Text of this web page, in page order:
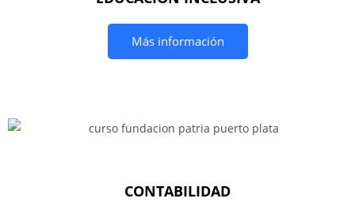
Más información
CONTABILIDAD